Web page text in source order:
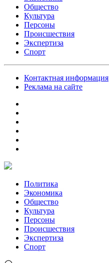
Общество
Культура
Персоны
Происшествия
Экспертиза
Спорт
Контактная информация
Реклама на сайте
Политика
Экономика
Общество
Культура
Персоны
Происшествия
Экспертиза
Спорт